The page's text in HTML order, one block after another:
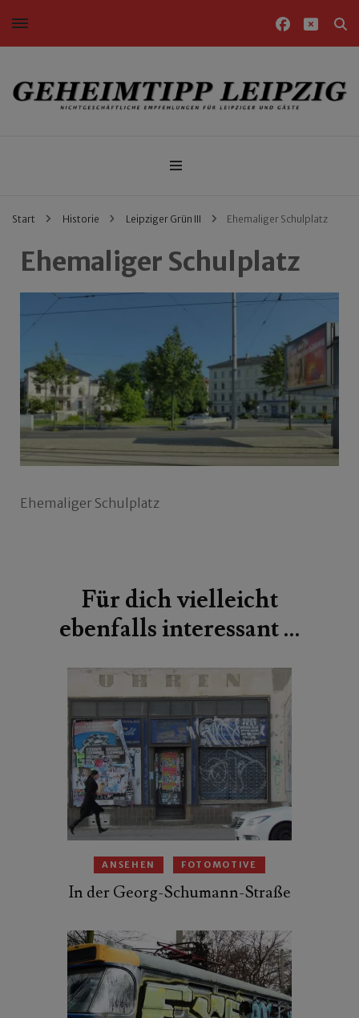
Nichtgeschäftliche Empfehlungen für Leipziger und Gäste
Start Historie Leipziger Grün III Ehemaliger Schulplatz
Ehemaliger Schulplatz
Ehemaliger Schulplatz
Für dich vielleicht
ebenfalls interessant …
ANSEHEN FOTOMOTIVE
In der Georg-Schumann-Straße